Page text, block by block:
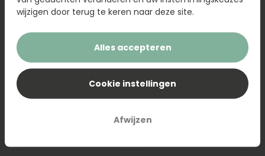
Bestel Bestel
wijzigen door terug te keren naar deze site.
Alles accepteren
Cookie instellingen
Afwijzen